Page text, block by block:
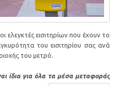
ελεγκτές εισιτηρίων που έχουν το
του εισιτηρίου σας ανά
του μετρό.
ίδια για όλα τα μέσα μεταφοράς